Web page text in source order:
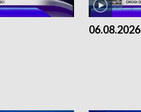
06.08.2026